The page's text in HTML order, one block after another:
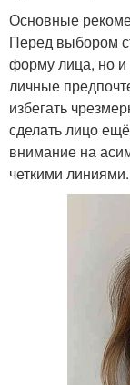
Основные
Перед выбором
форму лица, но и
личные
избегать
сделать лицо
внимание на
четкими линиями.